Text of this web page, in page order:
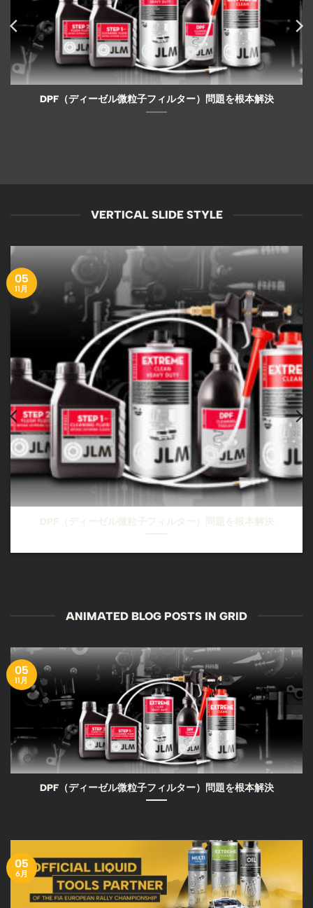
DPF（ディーゼル微粒子フィルター）問題を根本解決
VERTICAL SLIDE STYLE
05
11月
ANIMATED BLOG POSTS IN GRID
DPF（ディーゼル微粒子フィルター）問題を根本解決
05
11月
05
6月